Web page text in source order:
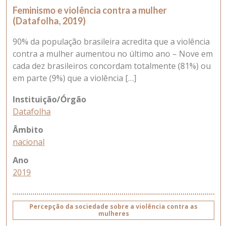
Feminismo e violência contra a mulher
(Datafolha, 2019)
90% da população brasileira acredita que a violência
contra a mulher aumentou no último ano – Nove em
cada dez brasileiros concordam totalmente (81%) ou
em parte (9%) que a violência […]
Instituição/Órgão
Datafolha
Âmbito
nacional
Ano
2019
Percepção da sociedade sobre a violência contra as
mulheres